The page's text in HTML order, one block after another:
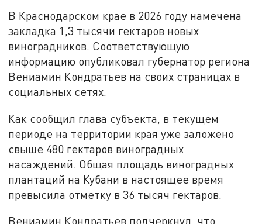
В Краснодарском крае в 2026 году намечена
закладка 1,3 тысячи гектаров новых
виноградников. Соответствующую
информацию опубликовал губернатор региона
Вениамин Кондратьев на своих страницах в
социальных сетях.
Как сообщил глава субъекта, в текущем
периоде на территории края уже заложено
свыше 480 гектаров виноградных
насаждений. Общая площадь виноградных
плантаций на Кубани в настоящее время
превысила отметку в 36 тысяч гектаров.
Вениамин Кондратьев подчеркнул, что